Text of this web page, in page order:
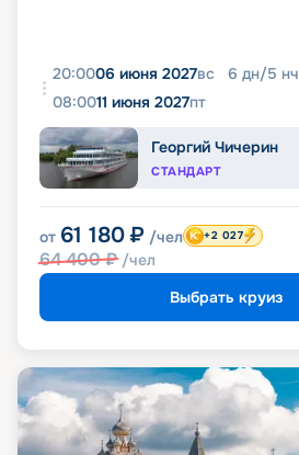
20:0006 июня 2027вс 6 дн/5 нч
08:0011 июня 2027пт
Георгий Чичерин
СТАНДАРТ
от 61 180 ₽ /чел
64 400₽ /чел
+2 027
Выбрать круиз